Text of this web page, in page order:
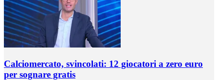
Calciomercato, svincolati: 12 giocatori a zero euro
per sognare gratis